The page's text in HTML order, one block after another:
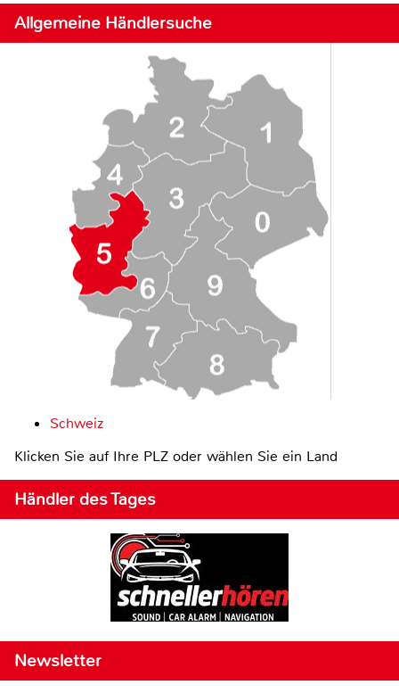
Allgemeine Händlersuche
Schweiz
Klicken Sie auf Ihre PLZ oder wählen Sie ein Land
Händler des Tages
Newsletter